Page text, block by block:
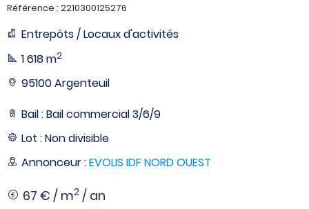
Référence : 2210300125276
Entrepôts / Locaux d'activités
1 618 m2
95100 Argenteuil
Bail : Bail commercial 3/6/9
Lot : Non divisible
Annonceur :EVOLIS IDF NORD OUEST
67 € / m2 / an